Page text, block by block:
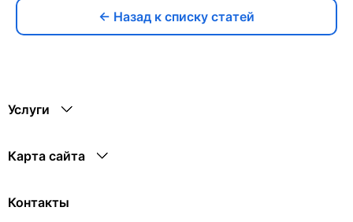
← Назад к списку статей
Услуги
Карта сайта
Контакты